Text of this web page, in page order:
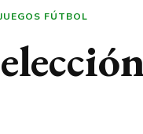
JUEGOS FÚTBOL